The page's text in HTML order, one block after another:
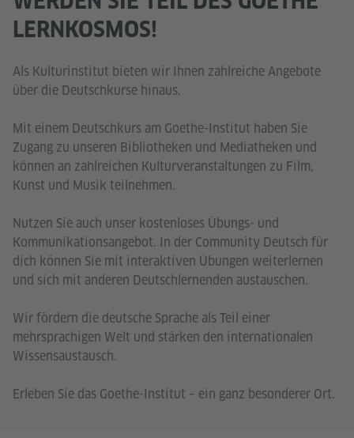
LERNKOSMOS!
Als Kulturinstitut bieten wir Ihnen zahlreiche Angebote
über die Deutschkurse hinaus.
Mit einem Deutschkurs am Goethe-Institut haben Sie
Zugang zu unseren Bibliotheken und Mediatheken und
können an zahlreichen Kulturveranstaltungen zu Film,
Kunst und Musik teilnehmen.
Nutzen Sie auch unser kostenloses Übungs- und
Kommunikationsangebot. In der Community Deutsch für
dich können Sie mit interaktiven Übungen weiterlernen
und sich mit anderen Deutschlernenden austauschen.
Wir fördern die deutsche Sprache als Teil einer
mehrsprachigen Welt und stärken den internationalen
Wissensaustausch.
Erleben Sie das Goethe-Institut – ein ganz besonderer Ort.